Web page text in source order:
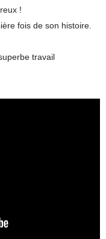
!
fois de son histoire.
travail